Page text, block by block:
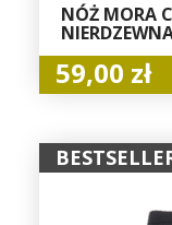
NÓŻ MORA
59,00 zł